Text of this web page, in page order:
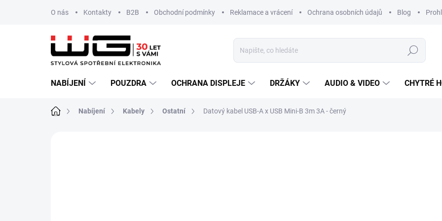
O nás Kontakty B2B Obchodní podmínky Reklamace a vrácení Ochrana osobních údajů Blog
Hledat
NABÍJENÍ POUZDRA OCHRANA DISPLEJE DRŽÁKY AUDIO & VIDEO CHYTRÉ
Domů Nabíjení Kabely Ostatní Datový kabel USB-A x USB Mini-B 3m 3A - černý